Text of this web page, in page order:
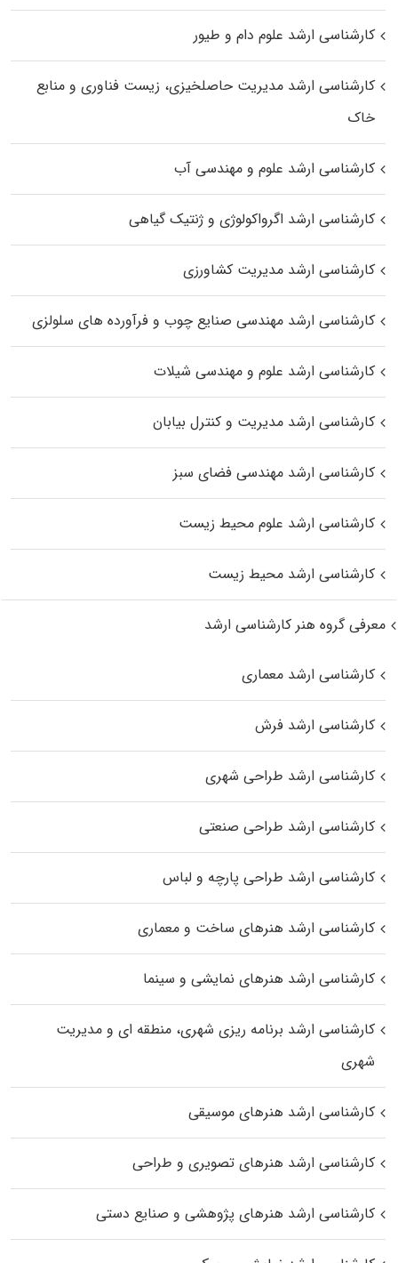
کارشناسی ارشد علوم دام و طیور
کارشناسی ارشد مدیریت حاصلخیزی، زیست فناوری و منابع
خاک
کارشناسی ارشد علوم و مهندسی آب
کارشناسی ارشد اگرواکولوژی و ژنتیک گیاهی
کارشناسی ارشد مدیریت کشاورزی
کارشناسی ارشد مهندسی صنایع چوب و فرآورده‌ های سلولزی
کارشناسی ارشد علوم و مهندسی شیلات
کارشناسی ارشد مدیریت و کنترل بیابان
کارشناسی ارشد مهندسی فضای سبز
کارشناسی ارشد علوم محیط‌ زیست
کارشناسی ارشد محیط زیست
معرفی گروه هنر کارشناسی ارشد
کارشناسی ارشد معماری
کارشناسی ارشد فرش
کارشناسی ارشد طراحی شهری
کارشناسی ارشد طراحی صنعتی
کارشناسی ارشد طراحی پارچه و لباس
کارشناسی ارشد هنرهای ساخت و معماری
کارشناسی ارشد هنرهای نمایشی و سینما
کارشناسی ارشد برنامه ریزی شهری، منطقه‌ ای و مدیریت
شهری
کارشناسی ارشد هنرهای موسیقی
کارشناسی ارشد هنرهای تصویری و طراحی
کارشناسی ارشد هنرهای پژوهشی و صنایع دستی